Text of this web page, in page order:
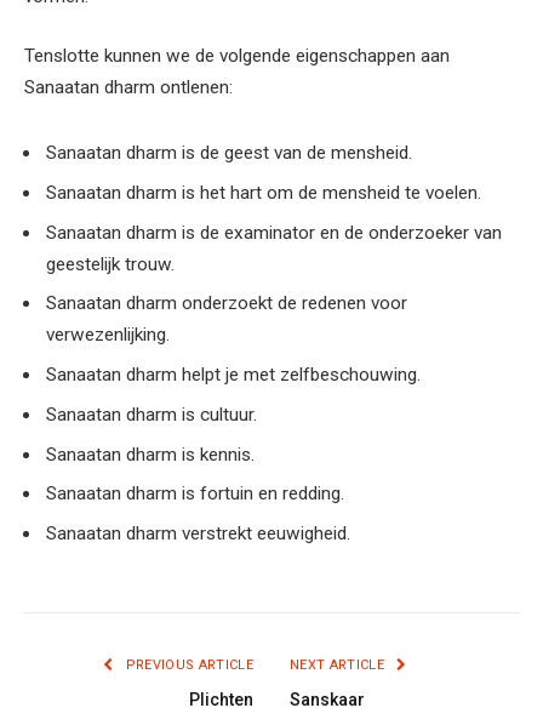
Tenslotte kunnen we de volgende eigenschappen aan
Sanaatan dharm ontlenen:
Sanaatan dharm is de geest van de mensheid.
Sanaatan dharm is het hart om de mensheid te voelen.
Sanaatan dharm is de examinator en de onderzoeker van
geestelijk trouw.
Sanaatan dharm onderzoekt de redenen voor
verwezenlijking.
Sanaatan dharm helpt je met zelfbeschouwing.
Sanaatan dharm is cultuur.
Sanaatan dharm is kennis.
Sanaatan dharm is fortuin en redding.
Sanaatan dharm verstrekt eeuwigheid.
PREVIOUS ARTICLE
Plichten
NEXT ARTICLE
Sanskaar